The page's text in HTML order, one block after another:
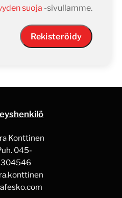
suoja -sivullamme.
Rekisteröidy
Konttinen
045-